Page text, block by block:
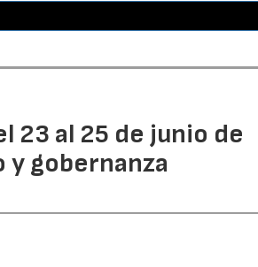
23 al 25 de junio de
gobernanza